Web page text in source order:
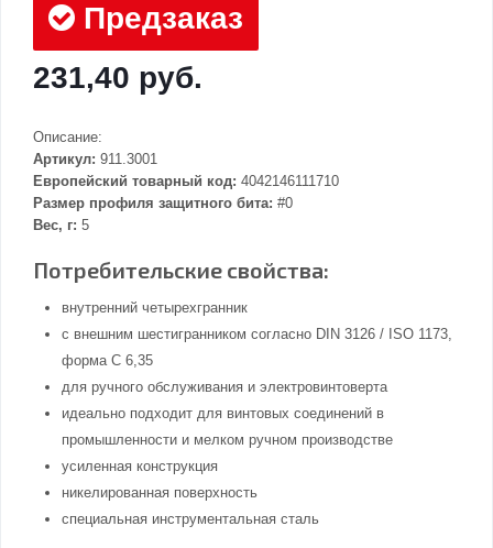
Предзаказ
231,40 руб.
Описание:
Артикул: 911.3001
Европейский товарный код: 4042146111710
Размер профиля защитного бита: #0
Вес, г: 5
Потребительские свойства:
внутренний четырехгранник
с внешним шестигранником согласно DIN 3126 / ISO 1173,
форма C 6,35
для ручного обслуживания и электровинтоверта
идеально подходит для винтовых соединений в
промышленности и мелком ручном производстве
усиленная конструкция
никелированная поверхность
специальная инструментальная сталь